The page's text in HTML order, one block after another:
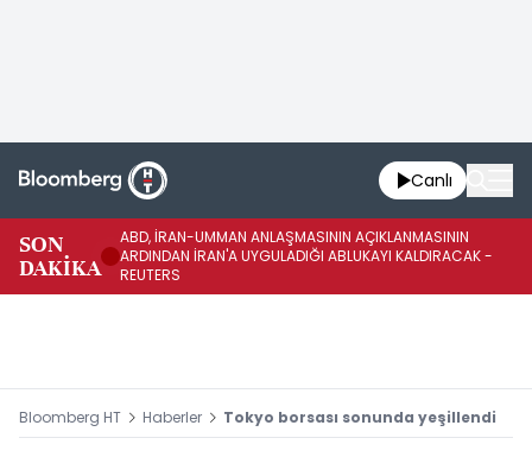
Canlı
SON
DAKİKA
ABD, İRAN-UMMAN ANLAŞMASININ AÇIKLANMASININ
ARDINDAN İRAN'A UYGULADIĞI ABLUKAYI KALDIRACAK -
REUTERS
Bloomberg HT Haberler Tokyo borsası sonunda yeşillendi